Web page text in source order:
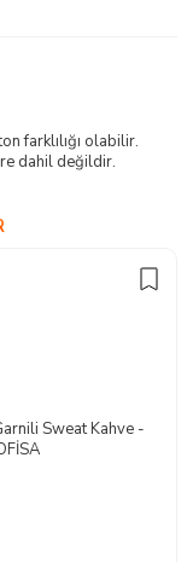
farklılığı olabilir.
dahil değildir.